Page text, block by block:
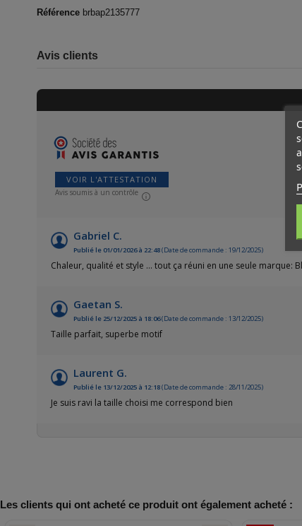
Référence brbap2135777
Avis clients
VOIR L'ATTESTATION
Avis soumis à un contrôle
Gabriel C.
Publié le 01/01/2026 à 22:48(Date de commande : 19/12/2025)
Chaleur, qualité et style ... tout ça réuni en une seule marque:
Gaetan S.
Publié le 25/12/2025 à 18:06(Date de commande : 13/12/2025)
Taille parfait, superbe motif
Laurent G.
Publié le 13/12/2025 à 12:18(Date de commande : 28/11/2025)
Je suis ravi la taille choisi me correspond bien
Les clients qui ont acheté ce produit ont également acheté :